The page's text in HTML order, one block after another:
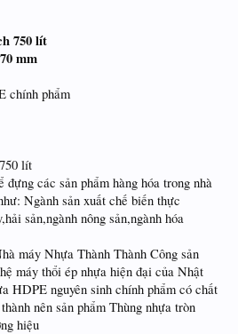
750 lít
mm
chính phẩm
lít
đựng các sản phẩm hàng hóa trong nhà
Ngành sản xuất chế biến thực
sản,ngành nông sản,ngành hóa
máy Nhựa Thành Thành Công sản
máy thổi ép nhựa hiện đại của Nhật
HDPE nguyên sinh chính phẩm có chất
nên sản phẩm Thùng nhựa tròn
hiệu